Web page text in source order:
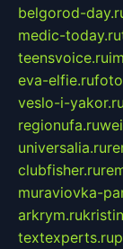
belgorod-
medic-today.ru
teensvoice.ru
eva-elfie.ru
veslo-i-yakor.ru
regionufa.ru
universalia.ru
clubfisher.ru
muraviovka-
arkrym.ru
textexperts.ru